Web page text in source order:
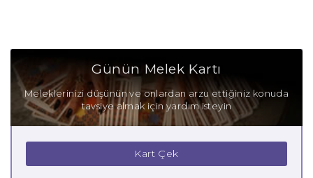
Günün Melek Kartı
Meleklerinizi düşünün ve onlardan arzu ettiğiniz konuda
tavsiye almak için yardım isteyin
Kart Çek